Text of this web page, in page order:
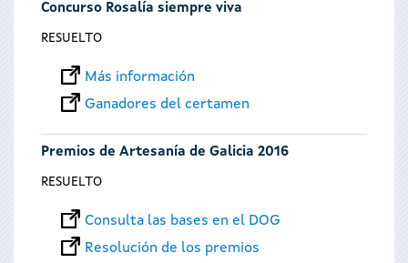
Concurso Rosalía siempre viva
RESUELTO
Más información
Ganadores del certamen
Premios de Artesanía de Galicia 2016
RESUELTO
Consulta las bases en el DOG
Resolución de los premios